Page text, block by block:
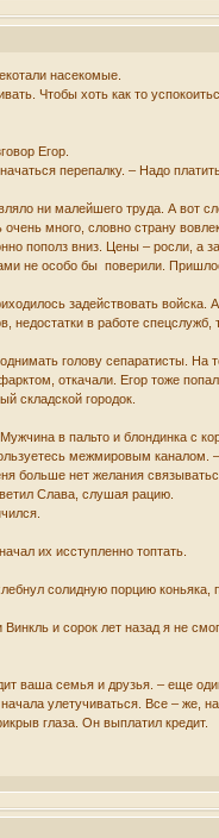
насекомые.
Чтобы хоть как то
Егор.
перепалку. – Надо
ни малейшего труда. А
много, словно страну
пополз вниз. Цены – росли, а
не особо бы поверили.
задействовать
в работе
голову сепаратисты. На
откачали. Егор тоже
складской городок.
в пальто и блондинка с
межмировым каналом.
больше нет желания
Слава, слушая рацию.
их исступленно топтать.
солидную порцию коньяка,
и сорок лет назад я не
ваша семья и друзья. – еще
улетучиваться. Все – же,
глаза. Он выплатил кредит.